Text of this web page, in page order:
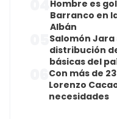
Hombre es
Barranco en
Albán
Salomón Jara
distribución
básicas del
Con más de
Lorenzo
necesidades